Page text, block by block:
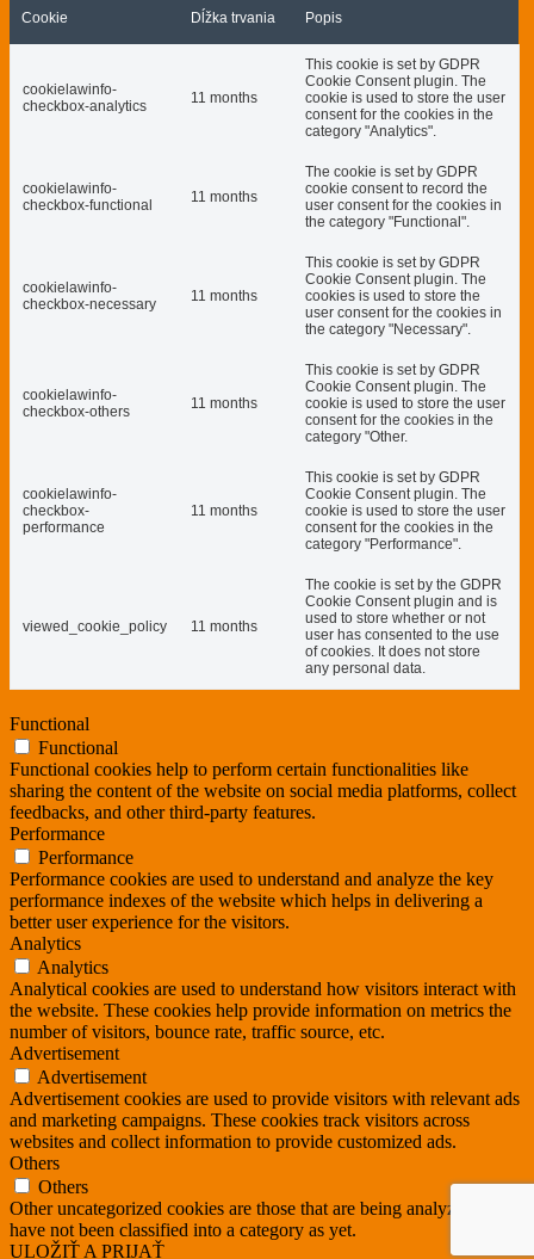
Cookie Dĺžka trvania Popis
cookielawinfo-
checkbox-analytics
11 months
This cookie is set by GDPR
Cookie Consent plugin. The
cookie is used to store the user
consent for the cookies in the
category "Analytics".
cookielawinfo-
checkbox-functional
11 months
The cookie is set by GDPR
cookie consent to record the
user consent for the cookies in
the category "Functional".
cookielawinfo-
checkbox-necessary
11 months
This cookie is set by GDPR
Cookie Consent plugin. The
cookies is used to store the
user consent for the cookies in
the category "Necessary".
cookielawinfo-
checkbox-others
11 months
This cookie is set by GDPR
Cookie Consent plugin. The
cookie is used to store the user
consent for the cookies in the
category "Other.
cookielawinfo-
checkbox-
performance
11 months
This cookie is set by GDPR
Cookie Consent plugin. The
cookie is used to store the user
consent for the cookies in the
category "Performance".
viewed_cookie_policy 11 months
The cookie is set by the GDPR
Cookie Consent plugin and is
used to store whether or not
user has consented to the use
of cookies. It does not store
any personal data.
Functional
Functional
Functional cookies help to perform certain functionalities like
sharing the content of the website on social media platforms, collect
feedbacks, and other third-party features.
Performance
Performance
Performance cookies are used to understand and analyze the key
performance indexes of the website which helps in delivering a
better user experience for the visitors.
Analytics
Analytics
Analytical cookies are used to understand how visitors interact with
the website. These cookies help provide information on metrics the
number of visitors, bounce rate, traffic source, etc.
Advertisement
Advertisement
Advertisement cookies are used to provide visitors with relevant ads
and marketing campaigns. These cookies track visitors across
websites and collect information to provide customized ads.
Others
Others
Other uncategorized cookies are those that are being analyzed and
have not been classified into a category as yet.
ULOŽIŤ A PRIJAŤ